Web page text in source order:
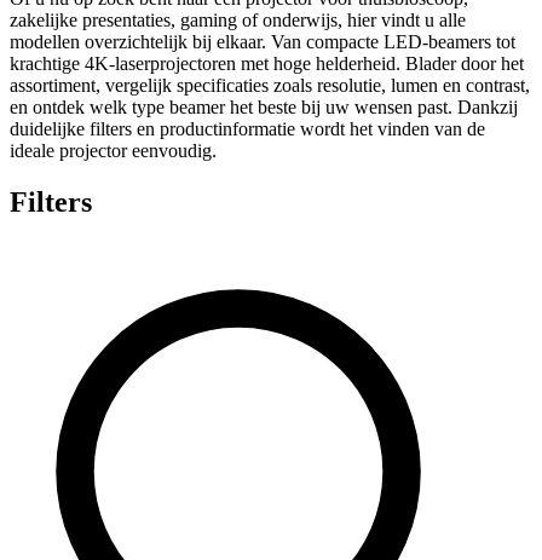
zakelijke presentaties, gaming of onderwijs, hier vindt u alle
modellen overzichtelijk bij elkaar. Van compacte LED-beamers tot
krachtige 4K-laserprojectoren met hoge helderheid. Blader door het
assortiment, vergelijk specificaties zoals resolutie, lumen en contrast,
en ontdek welk type beamer het beste bij uw wensen past. Dankzij
duidelijke filters en productinformatie wordt het vinden van de
ideale projector eenvoudig.
Filters